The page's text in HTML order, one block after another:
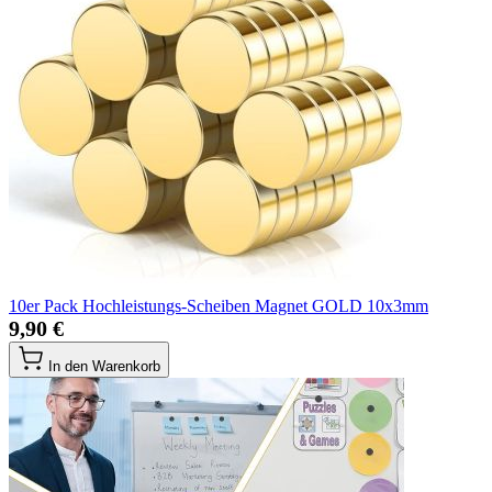
10er Pack Hochleistungs-Scheiben Magnet GOLD 10x3mm
9,90 €
In den Warenkorb